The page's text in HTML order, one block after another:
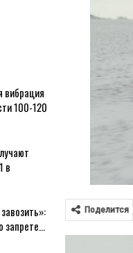
Поделится
вибрация
100-120
в
запрете…